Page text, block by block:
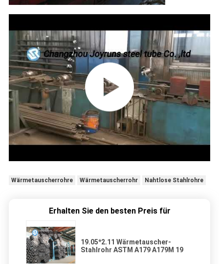
Wärmetauscherrohre Wärmetauscherrohr Nahtlose Stahlrohre
Erhalten Sie den besten Preis für
19.05*2.11 Wärmetauscher-
Stahlrohr ASTM A179 A179M 19